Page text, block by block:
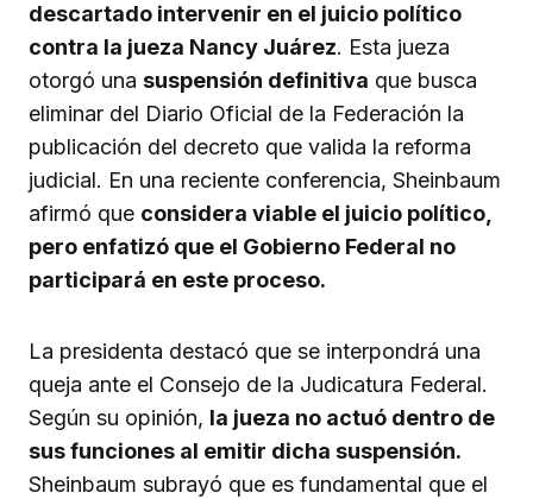
descartado intervenir en el juicio político
contra la jueza Nancy Juárez. Esta jueza
otorgó una suspensión definitiva que busca
eliminar del Diario Oficial de la Federación la
publicación del decreto que valida la reforma
judicial. En una reciente conferencia, Sheinbaum
afirmó que considera viable el juicio político,
pero enfatizó que el Gobierno Federal no
participará en este proceso.
La presidenta destacó que se interpondrá una
queja ante el Consejo de la Judicatura Federal.
Según su opinión, la jueza no actuó dentro de
sus funciones al emitir dicha suspensión.
Sheinbaum subrayó que es fundamental que el